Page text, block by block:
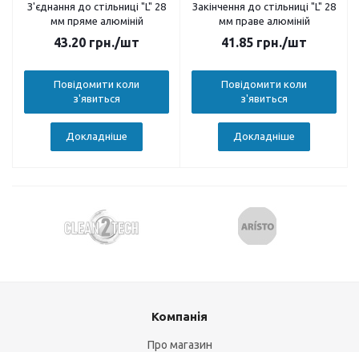
З'єднання до стільниці "L" 28
мм пряме алюміній
43.20 грн./шт
Повідомити коли
з'явиться
Докладніше
Закінчення до стільниці "L" 28
мм праве алюміній
41.85 грн./шт
Повідомити коли
з'явиться
Докладніше
Компанія
Про магазин